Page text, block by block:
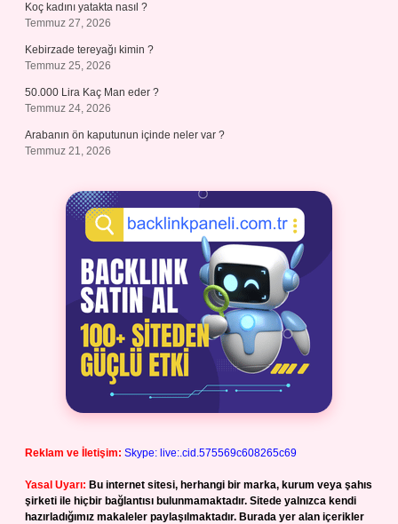
Koç kadını yatakta nasıl ?
Temmuz 27, 2026
Kebirzade tereyağı kimin ?
Temmuz 25, 2026
50.000 Lira Kaç Man eder ?
Temmuz 24, 2026
Arabanın ön kaputunun içinde neler var ?
Temmuz 21, 2026
Reklam ve İletişim: Skype: live:.cid.575569c608265c69
Yasal Uyarı: Bu internet sitesi, herhangi bir marka, kurum veya şahıs
şirketi ile hiçbir bağlantısı bulunmamaktadır. Sitede yalnızca kendi
hazırladığımız makaleler paylaşılmaktadır. Burada yer alan içerikler